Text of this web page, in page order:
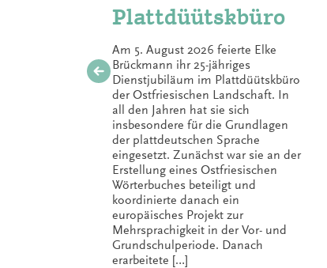
Plattdüütskbüro
Am 5. August 2026 feierte Elke
Brückmann ihr 25-jähriges
Dienstjubiläum im Plattdüütskbüro
der Ostfriesischen Landschaft. In
all den Jahren hat sie sich
insbesondere für die Grundlagen
der plattdeutschen Sprache
eingesetzt. Zunächst war sie an der
Erstellung eines Ostfriesischen
Wörterbuches beteiligt und
koordinierte danach ein
europäisches Projekt zur
Mehrsprachigkeit in der Vor- und
Grundschulperiode. Danach
erarbeitete […]